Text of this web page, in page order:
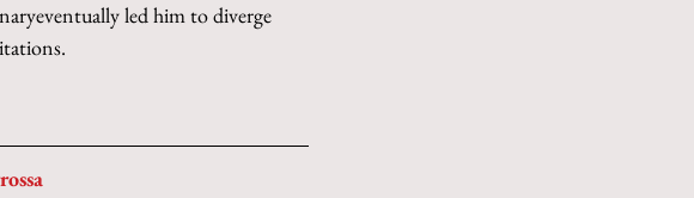
led him to diverge